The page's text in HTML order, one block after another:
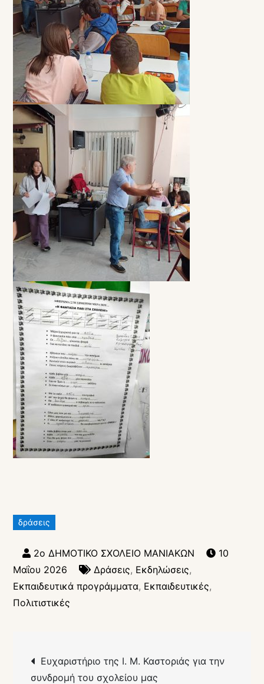
δράσεις
10
Μαΐου 2026
Δράσεις, Εκδηλώσεις,
Εκπαιδευτικά προγράμματα, Εκπαιδευτικές,
Πολιτιστικές
άρθρων
Ευχαριστήριο της Ι. Μ. Καστοριάς για την
συνδρομή του σχολείου μας